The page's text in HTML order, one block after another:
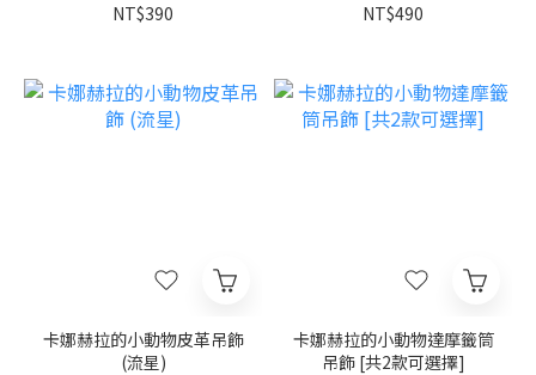
NT$390
NT$490
卡娜赫拉的小動物皮革吊飾
(流星)
卡娜赫拉的小動物達摩籤筒
吊飾 [共2款可選擇]